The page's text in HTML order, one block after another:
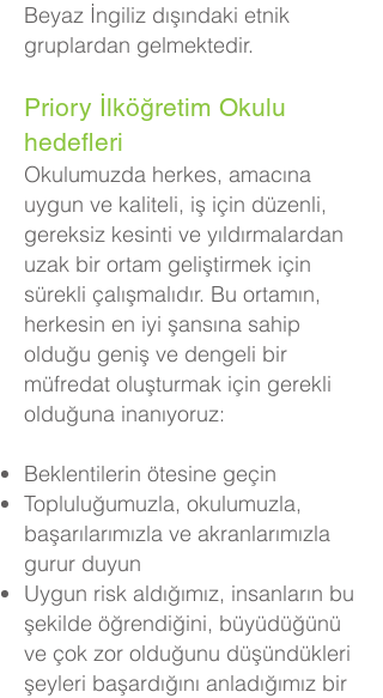
Beyaz İngiliz dışındaki etnik
gruplardan gelmektedir.
Priory İlköğretim Okulu
hedefleri
Okulumuzda herkes, amacına
uygun ve kaliteli, iş için düzenli,
gereksiz kesinti ve yıldırmalardan
uzak bir ortam geliştirmek için
sürekli çalışmalıdır. Bu ortamın,
herkesin en iyi şansına sahip
olduğu geniş ve dengeli bir
müfredat oluşturmak için gerekli
olduğuna inanıyoruz:
Beklentilerin ötesine geçin
Topluluğumuzla, okulumuzla,
başarılarımızla ve akranlarımızla
gurur duyun
Uygun risk aldığımız, insanların bu
şekilde öğrendiğini, büyüdüğünü
ve çok zor olduğunu düşündükleri
şeyleri başardığını anladığımız bir